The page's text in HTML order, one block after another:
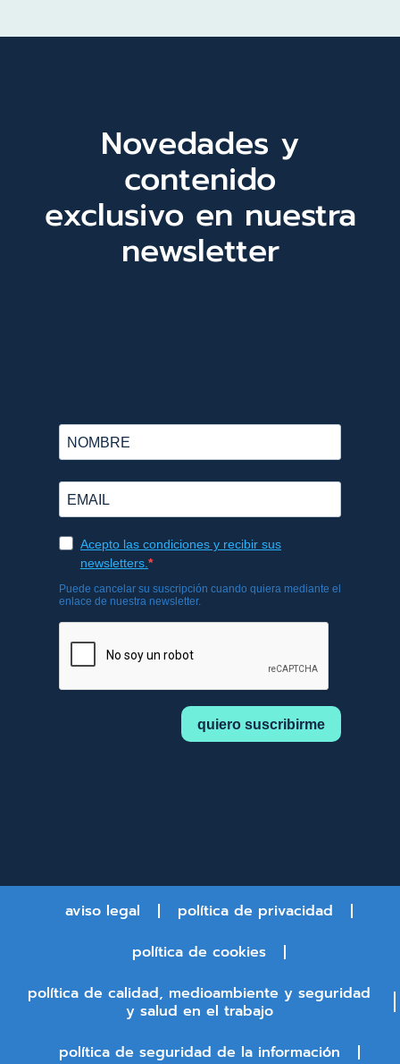
Novedades y
contenido
exclusivo en nuestra
newsletter
aviso legal
política de privacidad
política de cookies
política de calidad, medioambiente y seguridad
y salud en el trabajo
política de seguridad de la información